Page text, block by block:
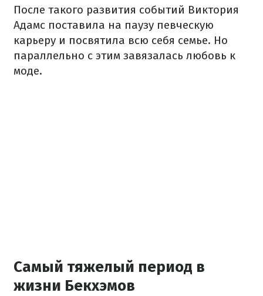
После такого развития событий Виктория
Адамс поставила на паузу певческую
карьеру и посвятила всю себя семье. Но
параллельно с этим завязалась любовь к
моде.
Самый тяжелый период в
жизни Бекхэмов